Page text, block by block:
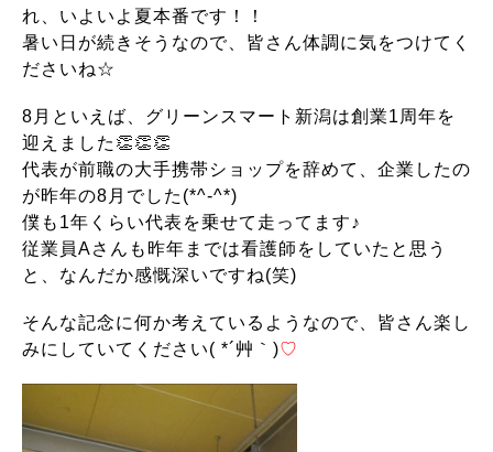
れ、いよいよ夏本番です！！
暑い日が続きそうなので、皆さん体調に気をつけてく
ださいね☆
8月といえば、グリーンスマート新潟は創業1周年を
迎えました👏👏👏
代表が前職の大手携帯ショップを辞めて、企業したの
が昨年の8月でした(*^-^*)
僕も1年くらい代表を乗せて走ってます♪
従業員Aさんも昨年までは看護師をしていたと思う
と、なんだか感慨深いですね(笑)
そんな記念に何か考えているようなので、皆さん楽し
みにしていてください( *´艸｀)♡